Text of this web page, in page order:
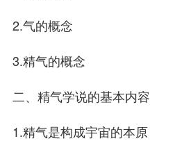
2.气的概念
3.精气的概念
二、精气学说的基本内容
1.精气是构成宇宙的本原